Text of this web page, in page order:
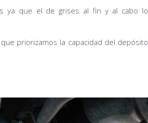
ya que el de grises al fin y al cabo lo
priorizamos la capacidad del depósito